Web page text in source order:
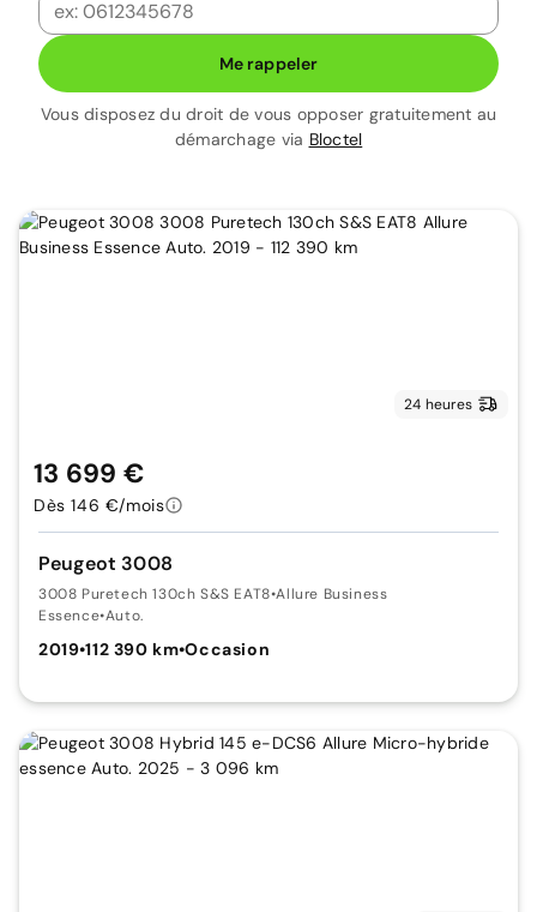
Me rappeler
Vous disposez du droit de vous opposer gratuitement au
démarchage via Bloctel
24 heures
Peugeot 3008
3008 Puretech 130ch S&S EAT8•Allure Business
Essence•Auto.
2019•112 390 km•Occasion
13 699 €
Dès 146 €/mois